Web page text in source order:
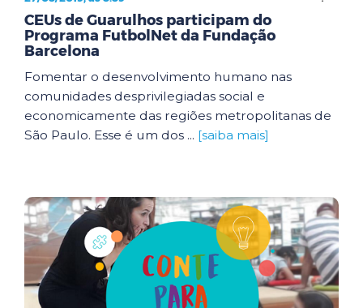
CEUs de Guarulhos participam do
Programa FutbolNet da Fundação
Barcelona
Fomentar o desenvolvimento humano nas
comunidades desprivilegiadas social e
economicamente das regiões metropolitanas de
São Paulo. Esse é um dos ... [saiba mais]